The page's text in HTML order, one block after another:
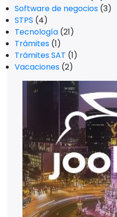
Software de negocios (3)
STPS (4)
Tecnología (21)
Trámites (1)
Trámites SAT (1)
Vacaciones (2)